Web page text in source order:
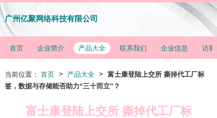
广州亿聚网络科技有限公司
首页 企业简介 产品大全 联系我们 企业信息 访客
当前位置： 首页 > 产品大全 > 富士康登陆上交所 撕掉代工厂标
签，数据与存储能否助力“三十而立”？
富士康登陆上交所 撕掉代工厂标